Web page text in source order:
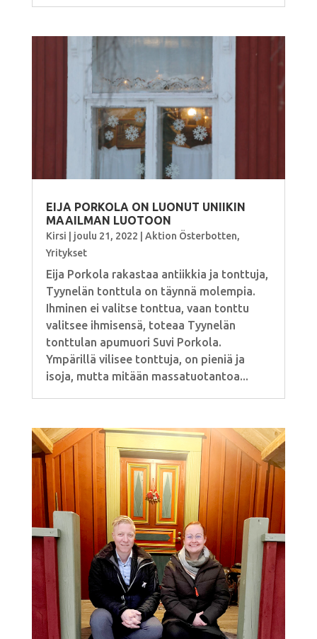
EIJA PORKOLA ON LUONUT UNIIKIN
MAAILMAN LUOTOON
Kirsi joulu 21, 2022 Aktion Österbotten,
Yritykset
Eija Porkola rakastaa antiikkia ja tonttuja,
Tyynelän tonttula on täynnä molempia.
Ihminen ei valitse tonttua, vaan tonttu
valitsee ihmisensä, toteaa Tyynelän
tonttulan apumuori Suvi Porkola.
Ympärillä vilisee tonttuja, on pieniä ja
isoja, mutta mitään massatuotantoa...